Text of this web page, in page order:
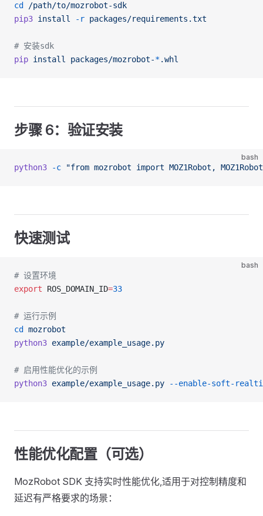
cd
/path/to/mozrobot-sdk
pip3 install -r packages/requirements.txt
# 安装sdk
pip install packages/mozrobot-*.whl
步骤 6：验证安装
bash
python3 -c "from mozrobot import MOZ1Robot,
快速测试
bash
# 设置环境
export ROS_DOMAIN_ID=33
# 运行示例
cd
mozrobot
python3 example/example_usage.py
# 启用性能优化的示例
python3 example/example_usage.py --enable-soft-
性能优化配置（可选）
MozRobot SDK 支持实时性能优化,适用于对控制精度和
延迟有严格要求的场景：